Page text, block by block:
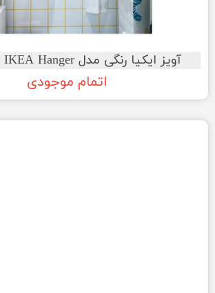
آویز ایکیا رنگی مدل LOSJON IKEA Hanger
اتمام موجودی